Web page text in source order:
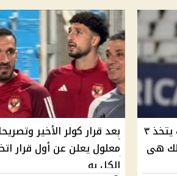
قبل لقاء القمة بأيام مدرب الزمالك يتخذ ٣
هى
بعد قرار كولر الأخير
معلول يعلن عن أول قرار
الكل به